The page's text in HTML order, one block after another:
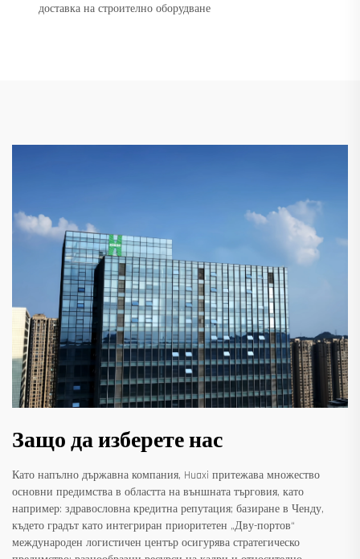
доставка на строително оборудване
Защо да изберете нас
Като напълно държавна компания, Huaxi притежава множество
основни предимства в областта на външната търговия, като
например: здравословна кредитна репутация; базиране в Ченду,
където градът като интегриран приоритетен „Дву-портов“
международен логистичен център осигурява стратегическо